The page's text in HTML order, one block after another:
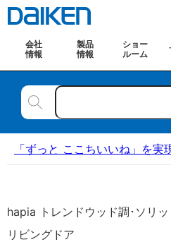
会社
情報
製品
情報
ショー
ルーム
「ずっと ここちいいね」を
hapia トレンドウッド調･ソリ
リビングドア